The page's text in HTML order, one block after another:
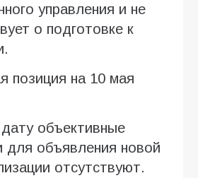
управления и не
о подготовке к
позиция на 10 мая
объективные
для объявления новой
отсутствуют.